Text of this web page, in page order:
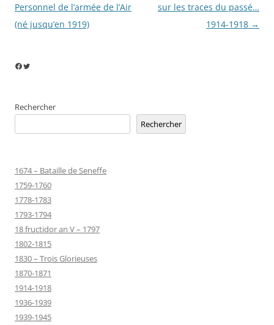
des
articles
Personnel de l’armée de l’Air
(né jusqu’en 1919)
sur les traces du passé…
1914-1918 →
Facebook
Twitter
Rechercher
Rechercher
1674 – Bataille de Seneffe
1759-1760
1778-1783
1793-1794
18 fructidor an V – 1797
1802-1815
1830 – Trois Glorieuses
1870-1871
1914-1918
1936-1939
1939-1945